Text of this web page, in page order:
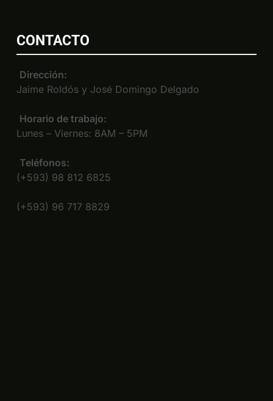
CONTACTO
Dirección:
Jaime Roldós y José Domingo Delgado
Horario de trabajo:
Lunes – Viernes: 8AM – 5PM
Teléfonos:
(+593) 98 812 6825
(+593) 96 717 8829